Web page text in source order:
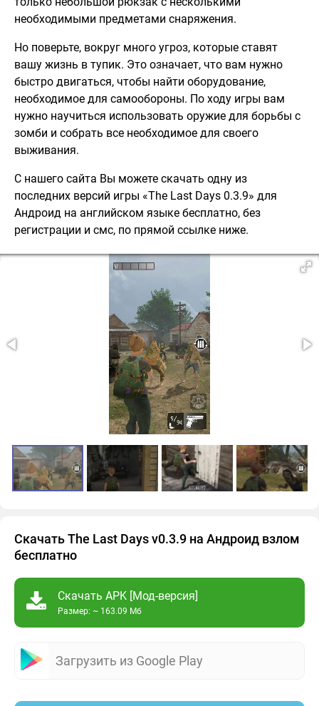
необходимыми предметами снаряжения.
Но поверьте, вокруг много угроз, которые ставят
вашу жизнь в тупик. Это означает, что вам нужно
быстро двигаться, чтобы найти оборудование,
необходимое для самообороны. По ходу игры вам
нужно научиться использовать оружие для борьбы с
зомби и собрать все необходимое для своего
выживания.
С нашего сайта Вы можете скачать одну из
последних версий игры «The Last Days 0.3.9» для
Андроид на английском языке бесплатно, без
регистрации и смс, по прямой ссылке ниже.
Скачать The Last Days v0.3.9 на Андроид взлом
бесплатно
Скачать APK [Мод-версия]
Размер: ~ 163.09 Мб
Загрузить из Google Play